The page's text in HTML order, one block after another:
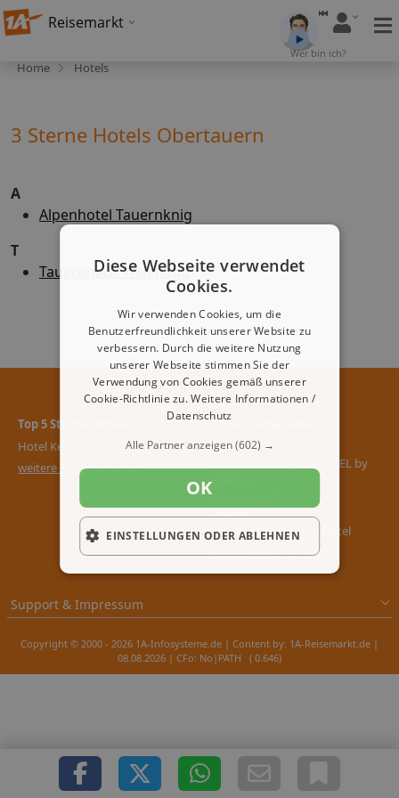
Reisemarkt
Wer bin ich?
Home Hotels
3 Sterne Hotels Obertauern
A
Alpenhotel Tauernknig
T
Tauernhaus Wisenegg
Top 5 Sterne Hotels
Hotel Kesselspitze
weitere 5 Sterne Hotels
Top 4 Sterne Hotels
Apparthotel Gamsspitzl
Obertauern PLACESHOTEL by
Valamar
Latschenhof
Steiner
Valamar Obertauern Hotel
weitere 4 Sterne Hotels
Support & Impressum
Copyright © 2000 - 2026 1A-Infosysteme.de | Content by: 1A-Reisemarkt.de |
08.08.2026 | CFo: No|PATH ( 0.646)
Diese Webseite verwendet
Cookies.
Wir verwenden Cookies, um die
Benutzerfreundlichkeit unserer Website zu
verbessern. Durch die weitere Nutzung
unserer Webseite stimmen Sie der
Verwendung von Cookies gemäß unserer
Cookie-Richtlinie zu.Weitere Informationen /
Datenschutz
Alle Partner anzeigen(602) →
OK
EINSTELLUNGEN ODER ABLEHNEN